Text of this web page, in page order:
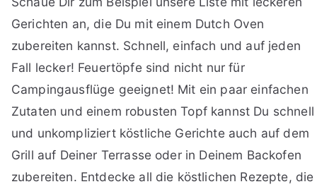
Gerichten an, die Du mit einem Dutch Oven
zubereiten kannst. Schnell, einfach und auf jeden
Fall lecker! Feuertöpfe sind nicht nur für
Campingausflüge geeignet! Mit ein paar einfachen
Zutaten und einem robusten Topf kannst Du schnell
und unkompliziert köstliche Gerichte auch auf dem
Grill auf Deiner Terrasse oder in Deinem Backofen
zubereiten. Entdecke all die köstlichen Rezepte, die